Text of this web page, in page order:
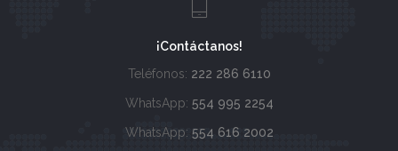
¡Contáctanos!
Teléfonos: 222 286 6110
WhatsApp: 554 995 2254
WhatsApp: 554 616 2002